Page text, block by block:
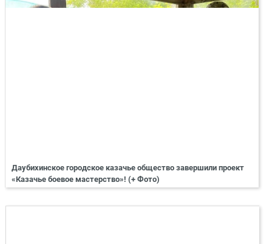
Даубихинское городское казачье общество завершили проект
«Казачье боевое мастерство»! (+ Фото)